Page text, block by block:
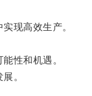
现高效生产。
性和机遇。
。